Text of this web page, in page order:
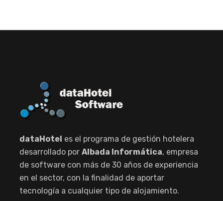
dataHotel es el programa de gestión hotelera
desarrollado por Albada Informática, empresa
de software con más de 30 años de experiencia
en el sector, con la finalidad de aportar
tecnología a cualquier tipo de alojamiento.